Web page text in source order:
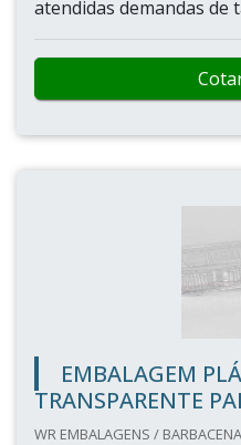
atendidas demandas de
EMBALAGEM
TRANSPARENTE
WR EMBALAGENS /